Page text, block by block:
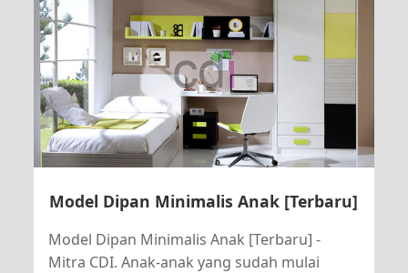
Model Dipan Minimalis Anak [Terbaru]
Model Dipan Minimalis Anak [Terbaru] -
Mitra CDI. Anak-anak yang sudah mulai